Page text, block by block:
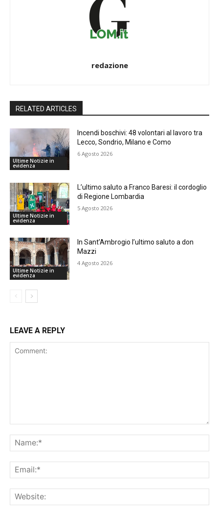
redazione
RELATED ARTICLES
Ultime Notizie in
evidenza
Incendi boschivi: 48 volontari al lavoro tra
Lecco, Sondrio, Milano e Como
6 Agosto 2026
Ultime Notizie in
evidenza
L’ultimo saluto a Franco Baresi: il cordoglio
di Regione Lombardia
5 Agosto 2026
Ultime Notizie in
evidenza
In Sant’Ambrogio l’ultimo saluto a don
Mazzi
4 Agosto 2026
LEAVE A REPLY